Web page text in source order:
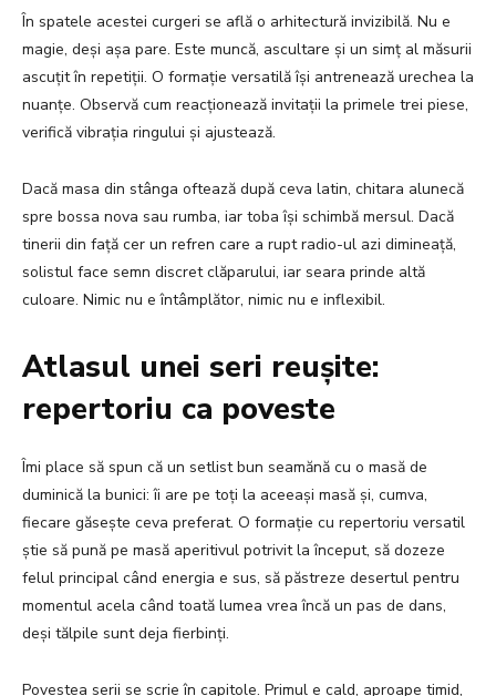
În spatele acestei curgeri se află o arhitectură invizibilă. Nu e
magie, deși așa pare. Este muncă, ascultare și un simț al măsurii
ascuțit în repetiții. O formație versatilă își antrenează urechea la
nuanțe. Observă cum reacționează invitații la primele trei piese,
verifică vibrația ringului și ajustează.
Dacă masa din stânga oftează după ceva latin, chitara alunecă
spre bossa nova sau rumba, iar toba își schimbă mersul. Dacă
tinerii din față cer un refren care a rupt radio-ul azi dimineață,
solistul face semn discret clăparului, iar seara prinde altă
culoare. Nimic nu e întâmplător, nimic nu e inflexibil.
Atlasul unei seri reușite:
repertoriu ca poveste
Îmi place să spun că un setlist bun seamănă cu o masă de
duminică la bunici: îi are pe toți la aceeași masă și, cumva,
fiecare găsește ceva preferat. O formație cu repertoriu versatil
știe să pună pe masă aperitivul potrivit la început, să dozeze
felul principal când energia e sus, să păstreze desertul pentru
momentul acela când toată lumea vrea încă un pas de dans,
deși tălpile sunt deja fierbinți.
Povestea serii se scrie în capitole. Primul e cald, aproape timid,